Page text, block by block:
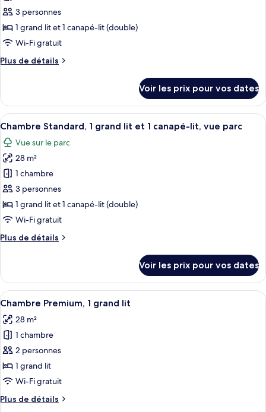
canapé-
lit
grand
lit
et
canapé-
pour
ce
type
chambre :
grand
lit
et
1
canapé-
lit
3 personnes
1 grand lit et 1 canapé-lit (double)
Wi-Fi gratuit
Plus de détails
Plus
le
type
de
Chambre
Standard,
grand
lit
et
canapé-
Voir les prix pour vos dates
Afficher
toutes
les
photos
pour
ce
type
de
chambre :
Chambre
grand
lit
et
1
canapé-
lit,
vue
parc
Une chambre d’hôtel avec un grand
6
Chambre Standard, 1 grand lit et 1 canapé-lit, vue parc
Vue sur le parc
28 m²
1 chambre
3 personnes
1 grand lit et 1 canapé-lit (double)
Wi-Fi gratuit
Plus de détails
Plus
le
type
de
Chambre
Standard,
grand
lit
et
canapé-
Voir les prix pour vos dates
Afficher
toutes
les
photos
pour
ce
type
chambre :
Une chambre d’hôtel avec un grand
5
Chambre Premium, 1 grand lit
28 m²
1 chambre
2 personnes
1 grand lit
Wi-Fi gratuit
Plus de détails
Plus